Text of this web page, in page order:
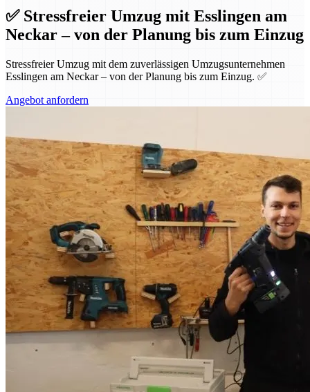
✅ Stressfreier Umzug mit Esslingen am
Neckar – von der Planung bis zum Einzug
Stressfreier Umzug mit dem zuverlässigen Umzugsunternehmen
Esslingen am Neckar – von der Planung bis zum Einzug. ✅
Angebot anfordern